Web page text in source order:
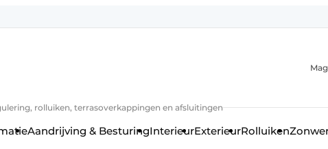
rolluiken, terrasoverkappingen en afsluitingen
Aandrijving & BesturingInterieurExterieurRolluiken